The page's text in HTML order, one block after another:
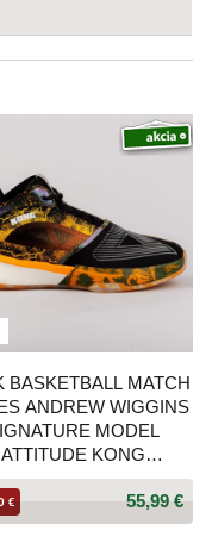
BASKETBALL MATCH
ANDREW WIGGINS
MODEL
ATTITUDE KONG
BLACK/AUTUMN ORANGE
55,99 €
€